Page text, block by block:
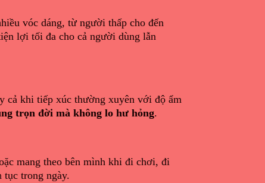
vóc dáng, từ người thấp cho đến
lợi tối đa cho cả người dùng lẫn
cả khi tiếp xúc thường xuyên với độ ẩm
trọn đời mà không lo hư hỏng.
mang theo bên mình khi đi chơi, đi
tục trong ngày.